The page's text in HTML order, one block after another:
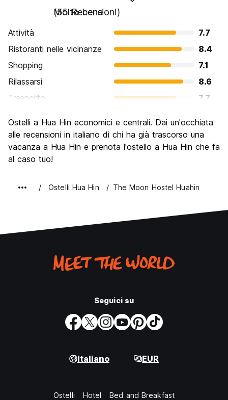
Molto bene
(55 Recensioni)
Attività
7.7
Ristoranti nelle vicinanze
8.4
Shopping
7.1
Rilassarsi
8.6
Trasporto
7.7
Luoghi di interesse culturale
6.8
Festa / Vita notturna
6.5
Qualita' Prezzo
Ostelli a Hua Hin economici e centrali. Dai un'occhiata
alle recensioni in italiano di chi ha già trascorso una
vacanza a Hua Hin e prenota l'ostello a Hua Hin che fa
al caso tuo!
Ostelli Hua Hin The Moon Hostel Huahin
Seguici su
Italiano EUR
Ostelli Hotel Bed and Breakfast